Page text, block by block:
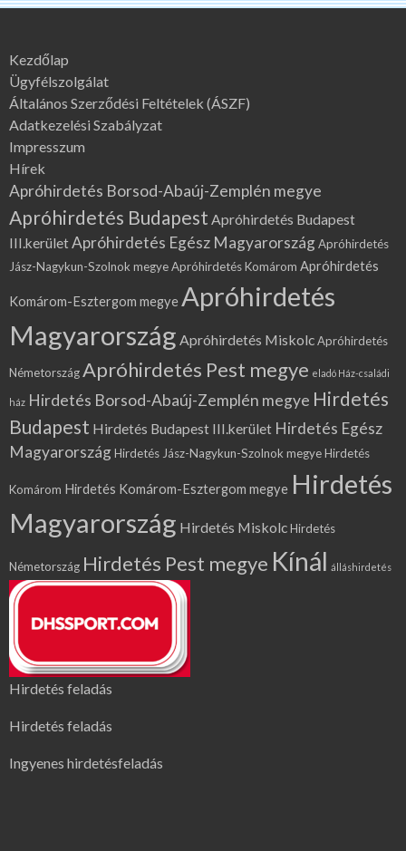
Kezdőlap
Ügyfélszolgálat
Általános Szerződési Feltételek (ÁSZF)
Adatkezelési Szabályzat
Impresszum
Hírek
Apróhirdetés Borsod-Abaúj-Zemplén megye
Apróhirdetés Budapest Apróhirdetés Budapest
III.kerületApróhirdetés Egész MagyarországApróhirdetés
Jász-Nagykun-Szolnok megyeApróhirdetés Komárom Apróhirdetés
Komárom-Esztergom megyeApróhirdetés
Magyarország Apróhirdetés MiskolcApróhirdetés
NémetországApróhirdetés Pest megye eladó Ház-családi
ház Hirdetés Borsod-Abaúj-Zemplén megye Hirdetés
Budapest Hirdetés Budapest III.kerület Hirdetés Egész
MagyarországHirdetés Jász-Nagykun-Szolnok megyeHirdetés
Komárom Hirdetés Komárom-Esztergom megye Hirdetés
Magyarország Hirdetés MiskolcHirdetés
Németország Hirdetés Pest megye Kínál álláshirdetés
Hirdetés feladás
Hirdetés feladás
Ingyenes hirdetésfeladás